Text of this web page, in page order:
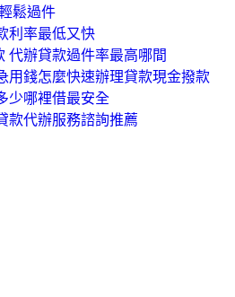
鬆過件
利率最低又快
代辦貸款過件率最高哪間
用錢怎麼快速辦理貸款現金撥款
少哪裡借最安全
款代辦服務諮詢推薦